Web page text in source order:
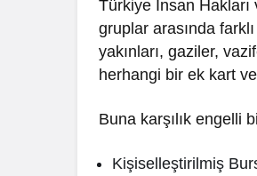
Türkiye İnsan Hakları
gruplar arasında
yakınları, gaziler,
herhangi bir ek kart
Buna karşılık engelli
Kişiselleştirilmiş
İzmir’de Yangın
Kalkış Yapamadı!